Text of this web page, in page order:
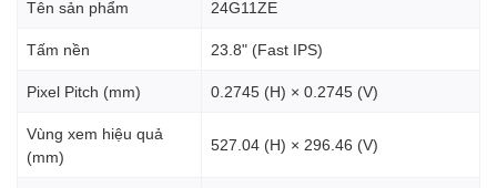
Tên sản phẩm 24G11ZE
Tấm nền 23.8" (Fast IPS)
Pixel Pitch (mm) 0.2745 (H) × 0.2745 (V)
Vùng xem hiệu quả
(mm)
527.04 (H) × 296.46 (V)